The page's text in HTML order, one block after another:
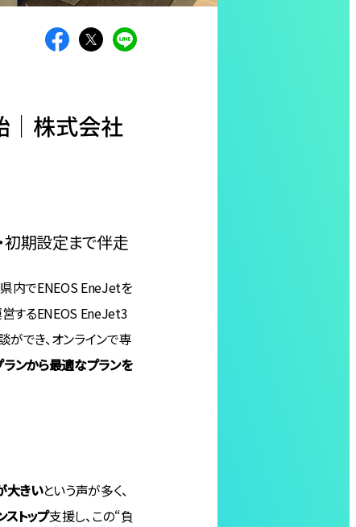
｜株式会社
初期設定まで伴走
県内でENEOS EneJetを
するENEOS EneJet3
でき、オンラインで専
ンから最適なプランを
大きいという声が多く、
トップ支援し、この“負